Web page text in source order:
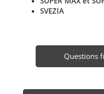
SVEZIA
Questions